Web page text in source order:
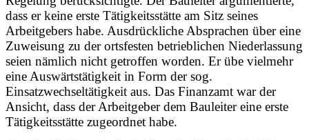
dass er keine erste Tätigkeitsstätte am Sitz seines
Arbeitgebers habe. Ausdrückliche Absprachen über eine
Zuweisung zu der ortsfesten betrieblichen Niederlassung
seien nämlich nicht getroffen worden. Er übe vielmehr
eine Auswärtstätigkeit in Form der sog.
Einsatzwechseltätigkeit aus. Das Finanzamt war der
Ansicht, dass der Arbeitgeber dem Bauleiter eine erste
Tätigkeitsstätte zugeordnet habe.